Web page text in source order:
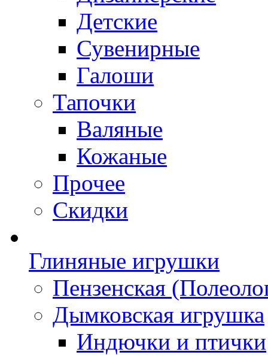
Детские
Сувенирные
Галоши
Тапочки
Валяные
Кожаные
Прочее
Скидки
Глиняные игрушки
Пензенская
Дымковская игрушка
Индючки и птички